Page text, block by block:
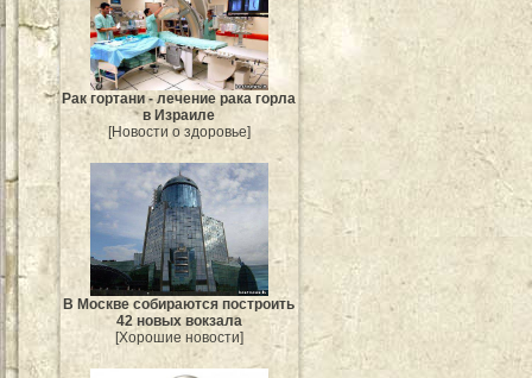
Рак гортани - лечение рака горла
в Израиле
[Новости о здоровье]
В Москве собираются построить
42 новых вокзала
[Хорошие новости]